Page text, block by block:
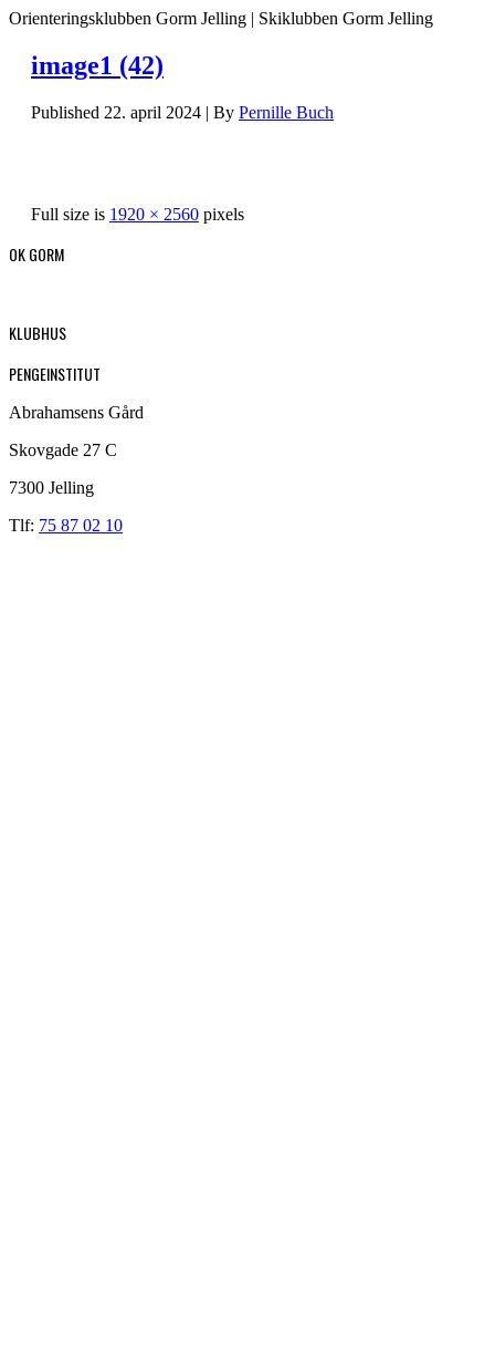
Orienteringsklubben Gorm Jelling | Skiklubben Gorm Jelling
image1 (42)
Published 22. april 2024 | By Pernille Buch
Full size is 1920 × 2560 pixels
OK GORM
KLUBHUS
PENGEINSTITUT
Abrahamsens Gård
Skovgade 27 C
7300 Jelling
Tlf: 75 87 02 10